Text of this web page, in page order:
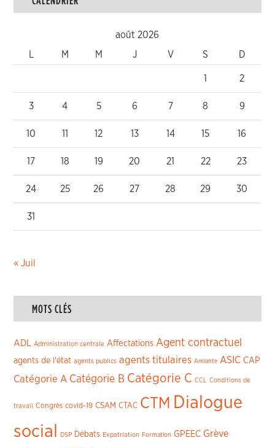
août 2026
M M J V S D
1 2
3 4 5 6 7 8 9
10 11 12 13 14 15 16
17 18 19 20 21 22 23
24 25 26 27 28 29 30
31
« Juil
MOTS CLÉS
ADL Administration centrale Affectations Agent contractuel
agents de l'état agents publics agents titulaires Amiante ASIC CAP
Catégorie A Catégorie B Catégorie C CCL Conditions de
travail Congrès covid-19 CSAM CTAC CTM Dialogue
social
DSP Débats Expatriation Formation GPEEC Grève